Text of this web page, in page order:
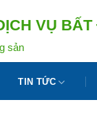
VỤ
sản
TIN TỨC